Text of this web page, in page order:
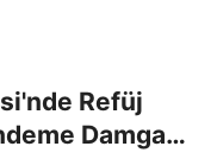
Refüj
Damga